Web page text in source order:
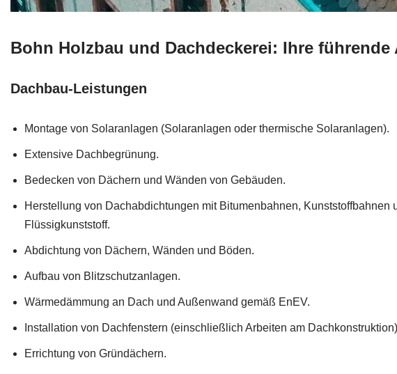
Bohn Holzbau und Dachdeckerei: Ihre
Dachbau-Leistungen
Montage von Solaranlagen (Solaranlagen oder thermische Solaranlagen).
Extensive Dachbegrünung.
Bedecken von Dächern und Wänden von Gebäuden.
Herstellung von Dachabdichtungen mit Bitumenbahnen, Kunststoffbahnen
Flüssigkunststoff.
Abdichtung von Dächern, Wänden und Böden.
Aufbau von Blitzschutzanlagen.
Wärmedämmung an Dach und Außenwand gemäß EnEV.
Installation von Dachfenstern (einschließlich Arbeiten am
Errichtung von Gründächern.